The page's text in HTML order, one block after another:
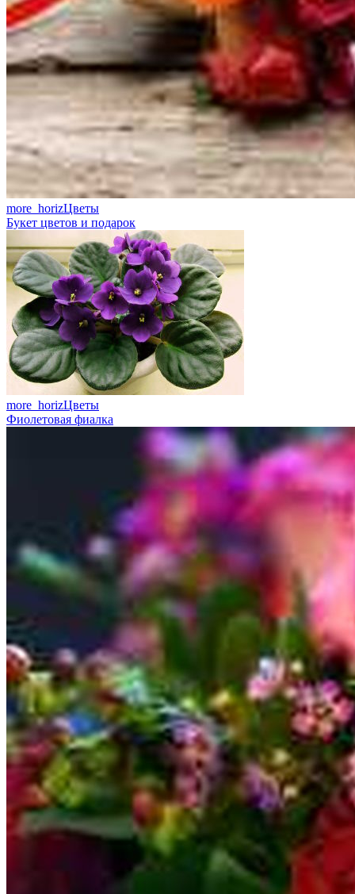
more_horizЦветы
Букет цветов и подарок
more_horizЦветы
Фиолетовая фиалка